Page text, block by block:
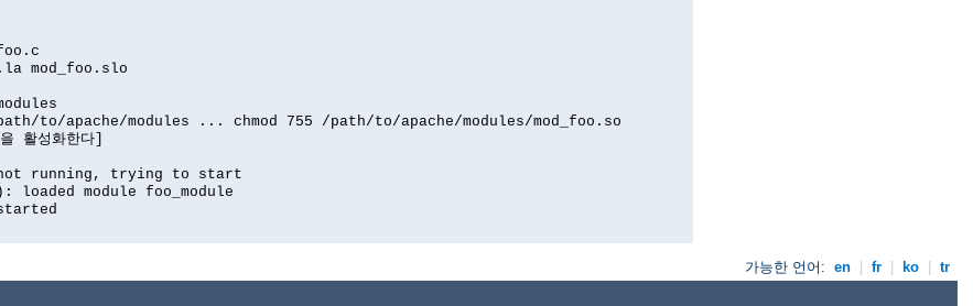
mod_foo.slo
apache/modules ... chmod 755 /path/to/apache/modules/mod_foo.so
성화한다]
running, trying to start
loaded module foo_module
가능한 언어: en fr ko tr